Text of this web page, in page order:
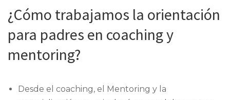
¿Cómo trabajamos la orientación
para padres en coaching y
mentoring?
Desde el coaching, el Mentoring y la